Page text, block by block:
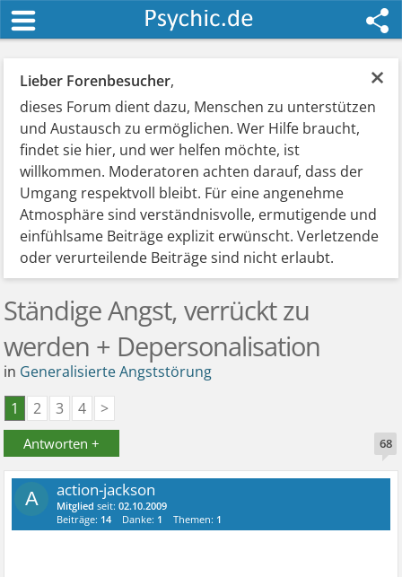
×
Lieber Forenbesucher,
dieses Forum dient dazu, Menschen zu unterstützen
und Austausch zu ermöglichen. Wer Hilfe braucht,
findet sie hier, und wer helfen möchte, ist
willkommen. Moderatoren achten darauf, dass der
Umgang respektvoll bleibt. Für eine angenehme
Atmosphäre sind verständnisvolle, ermutigende und
einfühlsame Beiträge explizit erwünscht. Verletzende
oder verurteilende Beiträge sind nicht erlaubt.
Ständige Angst, verrückt zu
werden + Depersonalisation
in Generalisierte Angststörung
1
2 3 4 >
Antworten + 68
A action-jackson
Mitglied seit:02.10.2009
Beiträge: 14 Danke: 1 Themen: 1